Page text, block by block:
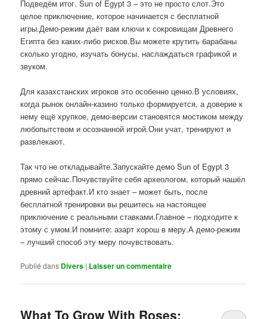
Подведём итог. Sun of Egypt 3 – это не просто слот.Это
целое приключение, которое начинается с бесплатной
игры.Демо-режим даёт вам ключи к сокровищам Древнего
Египта без каких-либо рисков.Вы можете крутить барабаны
сколько угодно, изучать бонусы, наслаждаться графикой и
звуком.
Для казахстанских игроков это особенно ценно.В условиях,
когда рынок онлайн-казино только формируется, а доверие к
нему ещё хрупкое, демо-версии становятся мостиком между
любопытством и осознанной игрой.Они учат, тренируют и
развлекают.
Так что не откладывайте.Запускайте демо Sun of Egypt 3
прямо сейчас.Почувствуйте себя археологом, который нашёл
древний артефакт.И кто знает – может быть, после
бесплатной тренировки вы решитесь на настоящее
приключение с реальными ставками.Главное – подходите к
этому с умом.И помните: азарт хорош в меру.А демо-режим
– лучший способ эту меру почувствовать.
Publié dans Divers | Laisser un commentaire
What To Grow With Roses: